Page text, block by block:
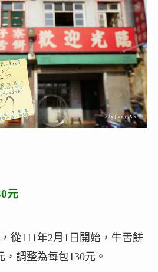
元
從111年2月1日開始，牛舌餅
調整為每包130元。